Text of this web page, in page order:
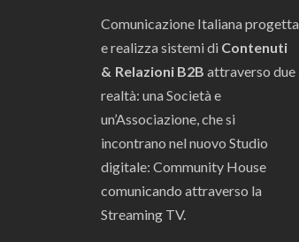
Comunicazione Italiana progetta
e realizza sistemi di Contenuti
& Relazioni B2B attraverso due
realtà: una Società e
un’Associazione, che si
incontrano nel nuovo Studio
digitale: Community House
comunicando attraverso la
Streaming TV.